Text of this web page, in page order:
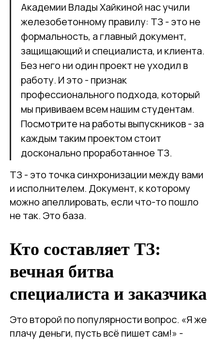
Академии Влады Хайкиной нас учили
железобетонному правилу: ТЗ - это не
формальность, а главный документ,
защищающий и специалиста, и клиента.
Без него ни один проект не уходил в
работу. И это - признак
профессионального подхода, который
мы прививаем всем нашим студентам.
Посмотрите на работы выпускников - за
каждым таким проектом стоит
досконально проработанное ТЗ.
ТЗ - это точка синхронизации между вами
и исполнителем. Документ, к которому
можно апеллировать, если что-то пошло
не так. Это база.
Кто составляет ТЗ:
вечная битва
специалиста и заказчика
Это второй по популярности вопрос. «Я же
плачу деньги, пусть всё пишет сам!» -